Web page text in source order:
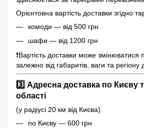
Орієнтовна вартість доставки згідно
комоди — від 500 грн
шафи — від 1200 грн
❗️Вартість доставки може змінюватися
залежно від габаритів, ваги та регіону
3️⃣ Адресна доставка по Києву
області
(у радіусі 20 км від Києва)
по Києву — 600 грн